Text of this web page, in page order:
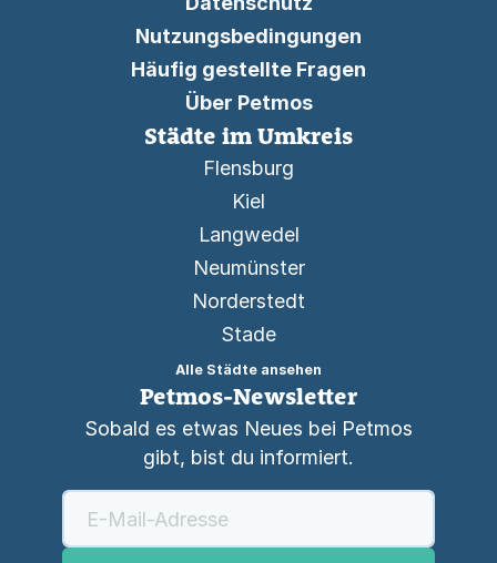
Nutzungsbedingungen
Häufig gestellte Fragen
Über Petmos
Städte im Umkreis
Flensburg
Kiel
Langwedel
Neumünster
Norderstedt
Stade
Alle Städte ansehen
Petmos-Newsletter
Sobald es etwas Neues bei Petmos
gibt, bist du informiert.